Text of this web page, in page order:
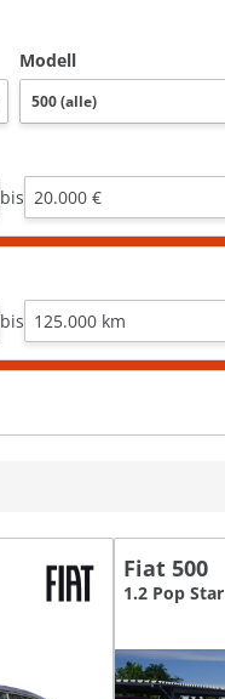
Modell
bis
bis
Fiat 500
1.2 Pop Star